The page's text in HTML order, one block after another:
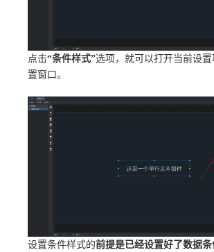
点击“条件样式”选项，就可以打开当前设
置窗口。
设置条件样式的前提是已经设置好了数据条